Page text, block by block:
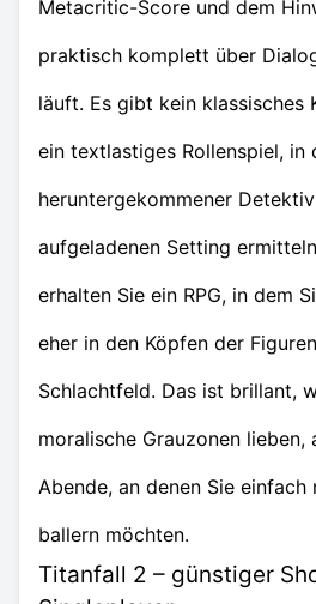
Metacritic-Score und dem
praktisch komplett über
läuft. Es gibt kein klassisches
ein textlastiges Rollenspiel, in
heruntergekommener
aufgeladenen Setting
erhalten Sie ein RPG, in dem
eher in den Köpfen der
Schlachtfeld. Das ist brillant,
moralische Grauzonen
Abende, an denen Sie einfach
ballern möchten.
Titanfall 2 – günstiger